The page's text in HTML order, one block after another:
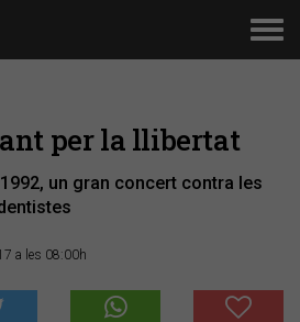
per la llibertat
un gran concert contra les
a les 08:00h